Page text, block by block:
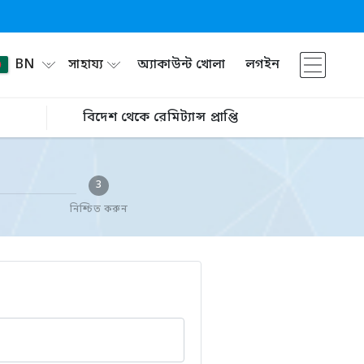
BN সাহায্য অ্যাকাউন্ট খোলা লগইন
বিদেশ থেকে রেমিট্যান্স প্রাপ্তি
3
নিশ্চিত করুন